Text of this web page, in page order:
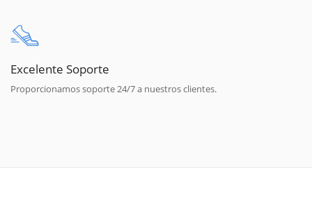
Excelente Soporte
Proporcionamos soporte 24/7 a nuestros clientes.